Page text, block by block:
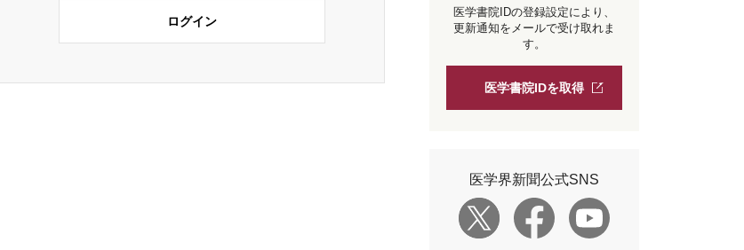
ログイン
医学書院IDの登録設定により、
更新通知をメールで受け取れま
す。
医学書院IDを取得
医学界新聞公式SNS